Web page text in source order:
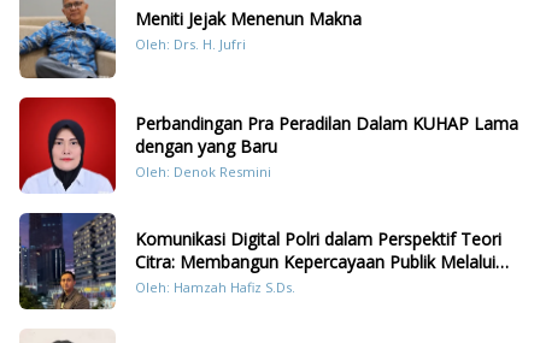
Meniti Jejak Menenun Makna
Oleh: Drs. H. Jufri
Perbandingan Pra Peradilan Dalam KUHAP Lama
dengan yang Baru
Oleh: Denok Resmini
Komunikasi Digital Polri dalam Perspektif Teori
Citra: Membangun Kepercayaan Publik Melalui
Konten Humanis Kesiapsiagaan Bencana di
Oleh: Hamzah Hafiz S.Ds.